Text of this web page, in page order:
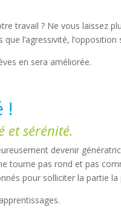
travail ? Ne vous laissez
l’agressivité,
en sera améliorée.
!
et sérénité.
devenir
tourne pas rond et pas
pour solliciter la partie